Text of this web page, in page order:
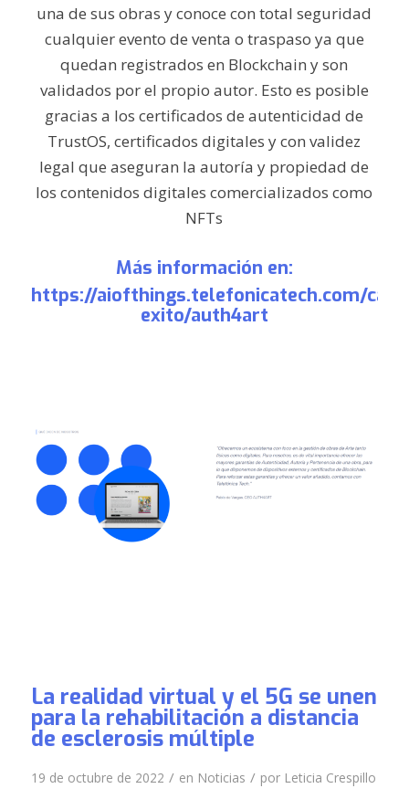
una de sus obras y conoce con total seguridad
cualquier evento de venta o traspaso ya que
quedan registrados en Blockchain y son
validados por el propio autor. Esto es posible
gracias a los certificados de autenticidad de
TrustOS, certificados digitales y con validez
legal que aseguran la autoría y propiedad de
los contenidos digitales comercializados como
NFTs
Más información en:
https://aiofthings.telefonicatech.com/
exito/auth4art
La realidad virtual y el 5G se unen
para la rehabilitación a distancia
de esclerosis múltiple
19 de octubre de 2022 / en Noticias / por Leticia Crespillo